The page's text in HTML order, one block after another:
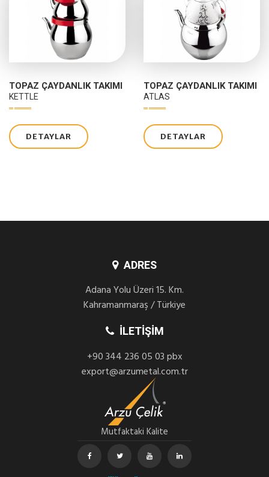
TOPAZ ÇAYDANLIK TAKIMI
KETTLE
DETAYLAR
TOPAZ ÇAYDANLIK TAKIMI
ATLAS
DETAYLAR
ADRES
Adana Yolu Üzeri 15. Km.
Kahramanmaraş / Türkiye
İLETIŞIM
+90 344 236 05 03 pbx
export@arzumetal.com.tr
Mutfaktaki Kalite